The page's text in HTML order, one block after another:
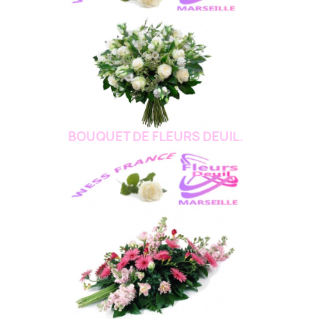
BOUQUET DE FLEURS DEUIL.